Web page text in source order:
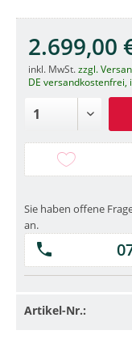
2.699,00
inkl. MwSt.zzgl.
DE versandkostenfrei,
Sie haben offene
an.
Artikel-Nr.: